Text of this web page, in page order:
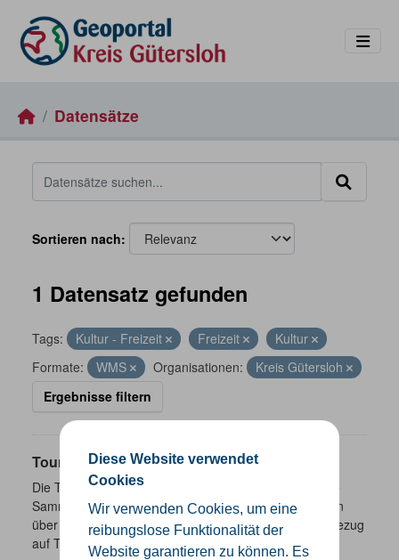
Diese Website verwendet
Cookies
Wir verwenden Cookies, um eine
reibungslose Funktionalität der
Website garantieren zu können. Es
Datensätze
Sortieren nach
1 Datensatz gefunden
Tags: Kultur - Freizeit Freizeit
Kultur
Formate:
WMS Organisationen:
Kreis Gütersloh
Ergebnisse filtern
Touristik- und Freizeitinformationen NRW
Die Touristik- und Freizeitinformationen NRW sind eine
Sammlung von Daten des Landes Nordrhein-Westfalen
über ausgewählte freizeitbezogene Informationen in Bezug
auf Tourismus,...